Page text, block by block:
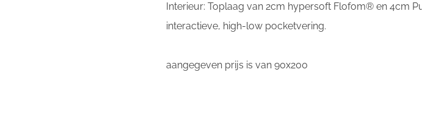
Interieur: Toplaag van 2cm hypersoft Flofom® en 4cm
interactieve, high-low pocketvering.
aangegeven prijs is van 90x200